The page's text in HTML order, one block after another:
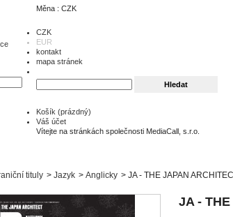
Měna : CZK
CZK
EUR
kontakt
mapa stránek
Košík (prázdný)
Váš účet
Vítejte na stránkách společnosti MediaCall, s.r.o.
tituly > Jazyk > Anglicky > JA - THE JAPAN
JA -